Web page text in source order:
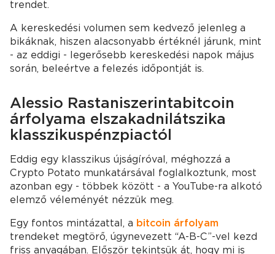
trendet.
A kereskedési volumen sem kedvező jelenleg a
bikáknak, hiszen alacsonyabb értéknél járunk, mint
- az eddigi - legerősebb kereskedési napok május
során, beleértve a felezés időpontját is.
Alessio Rastani szerint a bitcoin
árfolyama elszakadni látszik a
klasszikus pénzpiactól
Eddig egy klasszikus újságíróval, méghozzá a
Crypto Potato munkatársával foglalkoztunk, most
azonban egy - többek között - a YouTube-ra alkotó
elemző véleményét nézzük meg.
Egy fontos mintázattal, a bitcoin árfolyam
trendeket megtörő, úgynevezett “A-B-C”-vel kezd
friss anyagában. Először tekintsük át, hogy mi is